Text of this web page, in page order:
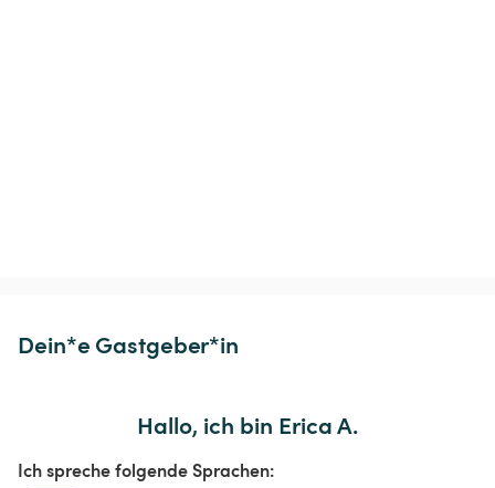
Dein*e Gastgeber*in
Hallo, ich bin Erica A.
Ich spreche folgende Sprachen: